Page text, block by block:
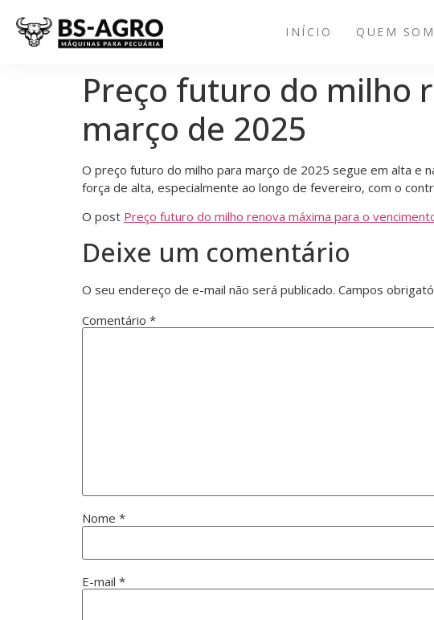
INÍCIO QUEM
Preço futuro do milho
março de 2025
O preço futuro do milho para março de 2025 segue em alta e
força de alta, especialmente ao longo de fevereiro, com o
O post Preço futuro do milho renova máxima para o
Deixe um comentário
O seu endereço de e-mail não será publicado. Campos
Comentário *
Nome *
E-mail *